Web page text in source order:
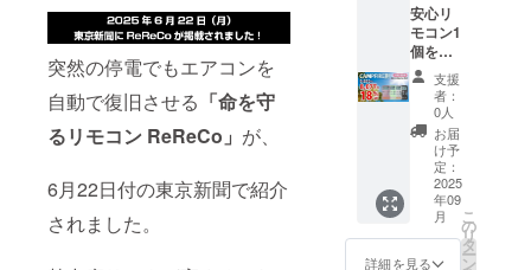
突然の停電でもエアコンを
自動で復旧させる 「命を守
るリモコン ReReCo」 が、
6月22日付の東京新聞で紹介
されました。
安心リ
モコン1
個をお
届けい
たしま
す。
9,850円
→8,077
(18％O
支援
者：
0人
お届
け予
定：
2025
年09
月
詳細を見る
こ
の
リ
タ
ー
ン